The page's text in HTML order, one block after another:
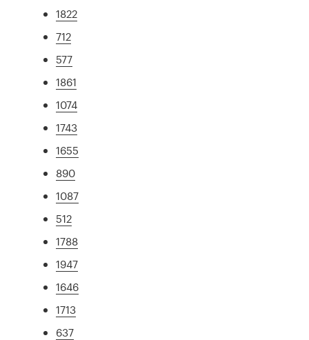
1822
712
577
1861
1074
1743
1655
890
1087
512
1788
1947
1646
1713
637